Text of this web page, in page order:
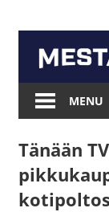
content
Mesta.net
MENU
Tänään